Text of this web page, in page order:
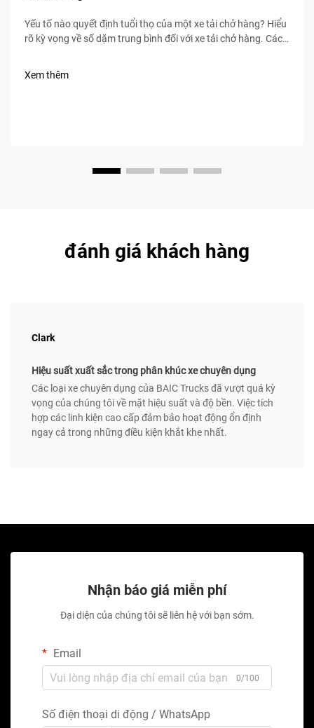
Yếu tố nào quyết định tuổi thọ của một xe tải chở hàng? Hiểu
rõ kỳ vọng về số dặm trung bình đối với xe tải chở hàng. Các
Xem thêm
đánh giá khách hàng
Clark
Hiệu suất xuất sắc trong phân khúc xe chuyên dụng
Các loại xe chuyên dụng của BAIC Trucks đã vượt quá kỳ
vọng của chúng tôi về mặt hiệu suất và độ bền. Việc tích
hợp các linh kiện cao cấp đảm bảo hoạt động ổn định
ngay cả trong những điều kiện khắt khe nhất.
Nhận báo giá miễn phí
Đại diện của chúng tôi sẽ liên hệ với bạn sớm.
Email
0/100
Số điện thoại di động / WhatsApp